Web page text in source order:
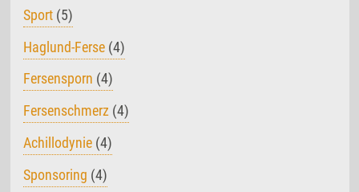
Sport (5)
Haglund-Ferse (4)
Fersensporn (4)
Fersenschmerz (4)
Achillodynie (4)
Sponsoring (4)